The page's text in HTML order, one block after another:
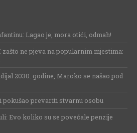
Lagao je, mora otići, odmah!
ne pjeva na popularnim mjestima:
2030. godine, Maroko se našao pod
prevariti stvarnu osobu
Evo koliko su se povećale penzije